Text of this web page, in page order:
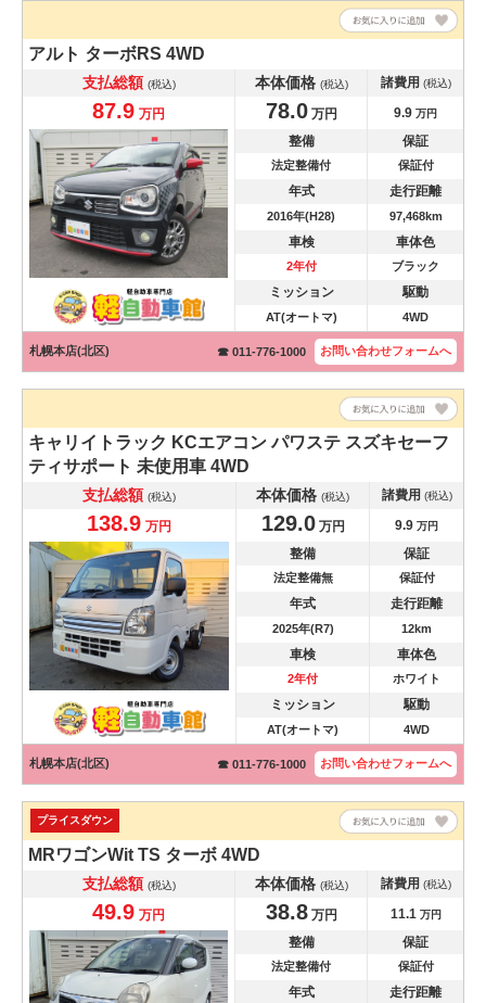
アルト ターボRS 4WD
支払総額 (税込) 本体価格 (税込) 諸費用 (税込)
87.9 万円 78.0万円 9.9 万円
整備 保証
法定整備付 保証付
年式 走行距離
2016年(H28) 97,468km
車検 車体色
2年付 ブラック
ミッション 駆動
AT(オートマ) 4WD
札幌本店(北区) ☎ 011-776-1000 お問い合わせフォームへ
キャリイトラック KCエアコン パワステ スズキセーフ
ティサポート 未使用車 4WD
支払総額 (税込) 本体価格 (税込) 諸費用 (税込)
138.9 万円 129.0万円 9.9 万円
整備 保証
法定整備無 保証付
年式 走行距離
2025年(R7) 12km
車検 車体色
2年付 ホワイト
ミッション 駆動
AT(オートマ) 4WD
札幌本店(北区) ☎ 011-776-1000 お問い合わせフォームへ
プライスダウン
MRワゴンWit TS ターボ 4WD
支払総額 (税込) 本体価格 (税込) 諸費用 (税込)
49.9 万円 38.8万円 11.1 万円
整備 保証
法定整備付 保証付
年式 走行距離